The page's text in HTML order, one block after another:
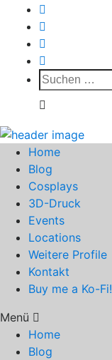
Suchen
nach:
Home
Blog
Cosplays
3D-Druck
Events
Locations
Weitere Profile
Kontakt
Buy me a Ko-Fi!
Menü
Home
Blog